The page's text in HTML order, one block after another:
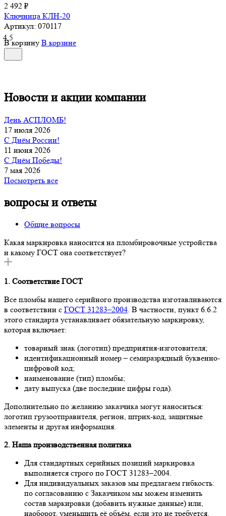
2 492 ₽
Ключница КЛН-20
Артикул: 070117
4.5
В корзину В корзине
Новости и акции компании
День АСПЛОМБ!
17 июля 2026
С Днём России!
11 июня 2026
С Днём Победы!
7 мая 2026
Посмотреть все
вопросы и ответы
Общие вопросы
Какая маркировка наносится на пломбировочные устройства
и какому ГОСТ она соответствует?
1. Соответствие ГОСТ
Все пломбы нашего серийного производства изготавливаются
в соответствии с ГОСТ 31283–2004. В частности, пункт 6.6.2
этого стандарта устанавливает обязательную маркировку,
которая включает:
товарный знак (логотип) предприятия-изготовителя;
идентификационный номер – семиразрядный буквенно-
цифровой код;
наименование (тип) пломбы;
дату выпуска (две последние цифры года).
Дополнительно по желанию заказчика могут наноситься:
логотип грузоотправителя, регион, штрих-код, защитные
элементы и другая информация.
2. Наша производственная политика
Для стандартных серийных позиций маркировка
выполняется строго по ГОСТ 31283–2004.
Для индивидуальных заказов мы предлагаем гибкость:
по согласованию с Заказчиком мы можем изменить
состав маркировки (добавить нужные данные) или,
наоборот, уменьшить её объём, если это не требуется.